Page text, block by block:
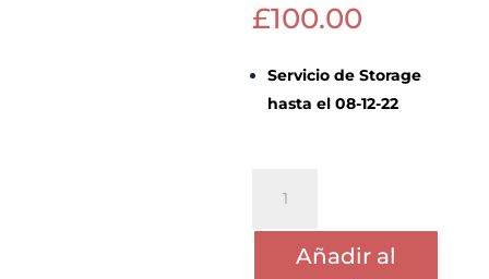
£100.00
Servicio de Storage
hasta el 08-12-22
SERGIO
LOPEZ
cantidadAñadir al